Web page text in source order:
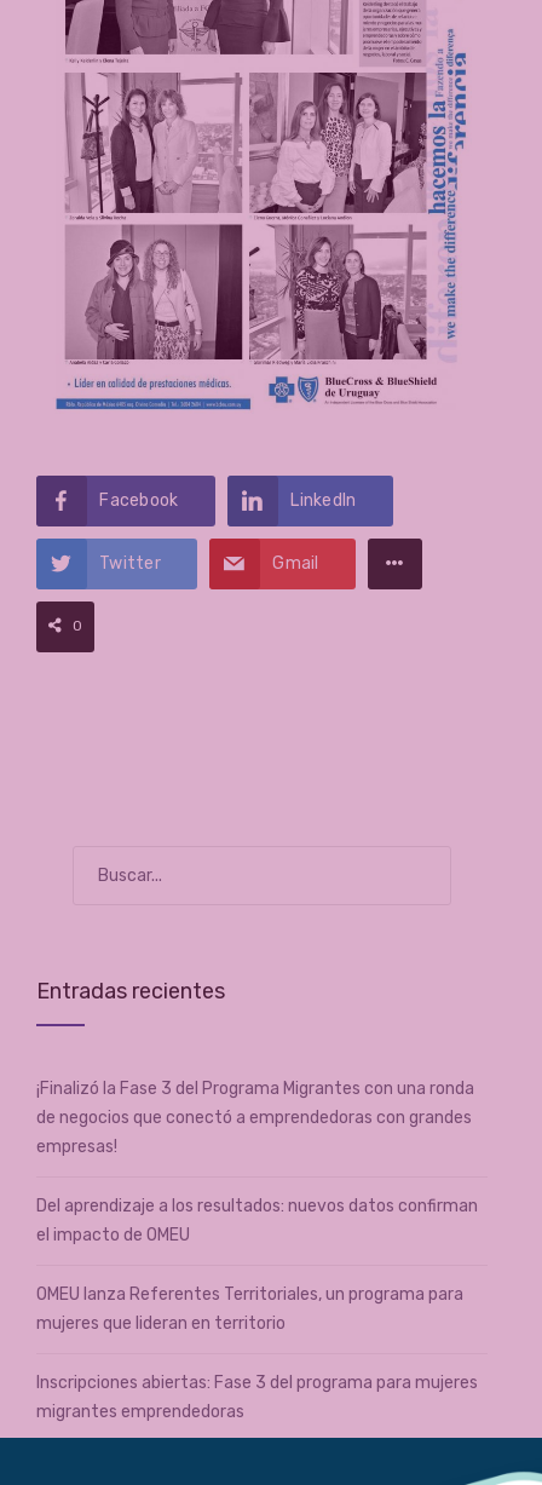
Facebook LinkedIn
Twitter Gmail
0
Entradas recientes
¡Finalizó la Fase 3 del Programa Migrantes con una ronda
de negocios que conectó a emprendedoras con grandes
empresas!
Del aprendizaje a los resultados: nuevos datos confirman
el impacto de OMEU
OMEU lanza Referentes Territoriales, un programa para
mujeres que lideran en territorio
Inscripciones abiertas: Fase 3 del programa para mujeres
migrantes emprendedoras